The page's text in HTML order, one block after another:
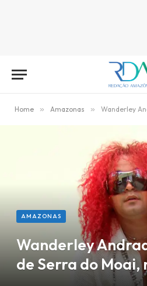
Home » Amazonas » Wanderley
AMAZONAS
Wanderley
de Serra do